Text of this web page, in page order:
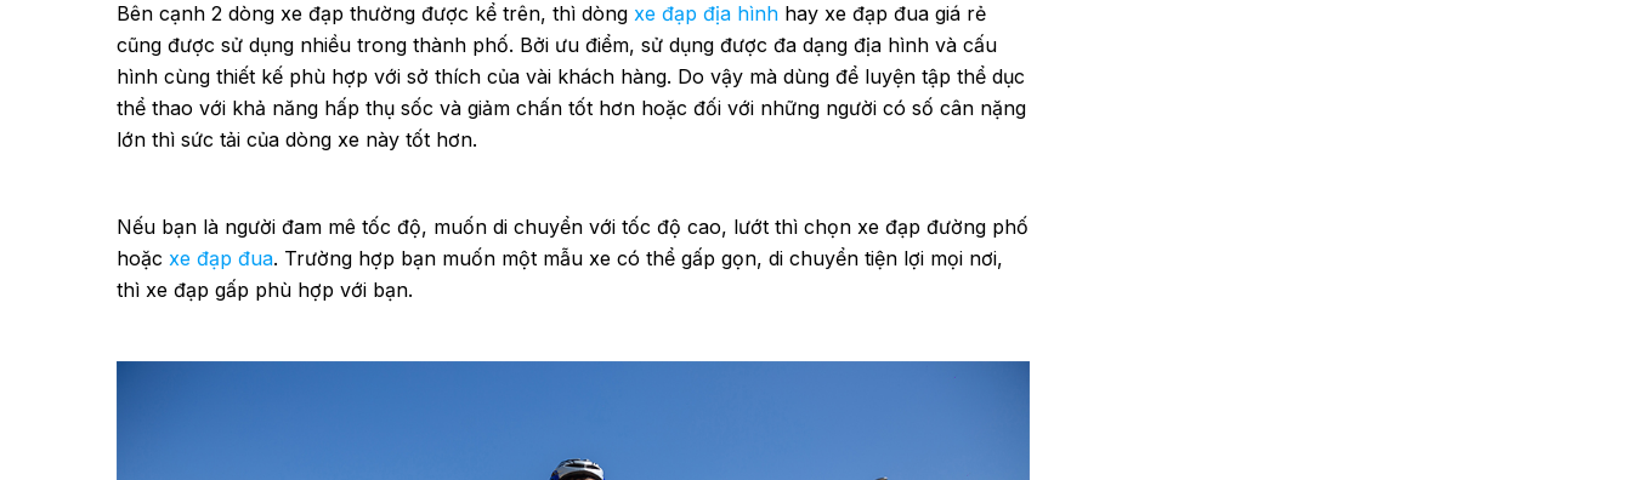
Bên cạnh 2 dòng xe đạp thường được kể trên, thì dòng xe đạp địa hình hay xe đạp đua giá rẻ
cũng được sử dụng nhiều trong thành phố. Bởi ưu điểm, sử dụng được đa dạng địa hình và cấu
hình cùng thiết kế phù hợp với sở thích của vài khách hàng. Do vậy mà dùng để luyện tập thể dục
thể thao với khả năng hấp thụ sốc và giảm chấn tốt hơn hoặc đối với những người có số cân nặng
lớn thì sức tải của dòng xe này tốt hơn.
Nếu bạn là người đam mê tốc độ, muốn di chuyển với tốc độ cao, lướt thì chọn xe đạp đường phố
hoặc xe đạp đua. Trường hợp bạn muốn một mẫu xe có thể gấp gọn, di chuyển tiện lợi mọi nơi,
thì xe đạp gấp phù hợp với bạn.